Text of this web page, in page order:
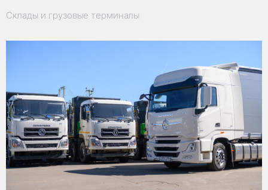
Склады и грузовые терминалы